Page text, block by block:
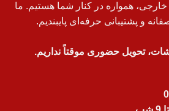
خارجی، همواره در کنار شما هستیم. ما
و پشتیبانی حرفه‌ای پایبندیم.
تحویل حضوری موقتاً نداریم.